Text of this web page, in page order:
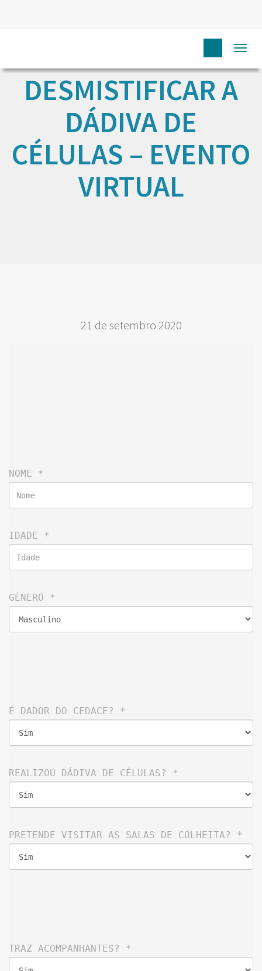
DESMISTIFICAR A
DÁDIVA DE
CÉLULAS – EVENTO
VIRTUAL
21 de setembro 2020
NOME *
IDADE *
GÉNERO *
É DADOR DO CEDACE? *
REALIZOU DÁDIVA DE CÉLULAS? *
PRETENDE VISITAR AS SALAS DE COLHEITA? *
TRAZ ACOMPANHANTES? *